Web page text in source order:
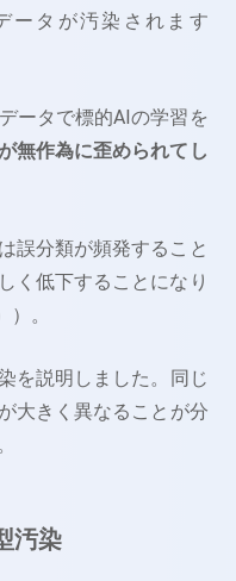
ータが汚染されます
ータで標的AIの学習を
無作為に歪められてし
誤分類が頻発すること
く低下することになり
。
を説明しました。同じ
大きく異なることが分
汚染